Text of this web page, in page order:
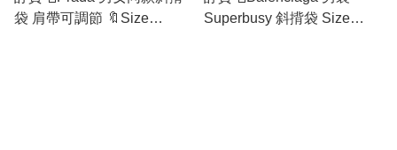
袋 肩帶可調節 🔖Size
Superbusy 斜揹袋 Size